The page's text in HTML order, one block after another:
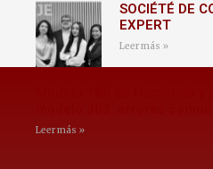
SOCIÉTÉ DE
EXPERT
Leer más »
Leer más »